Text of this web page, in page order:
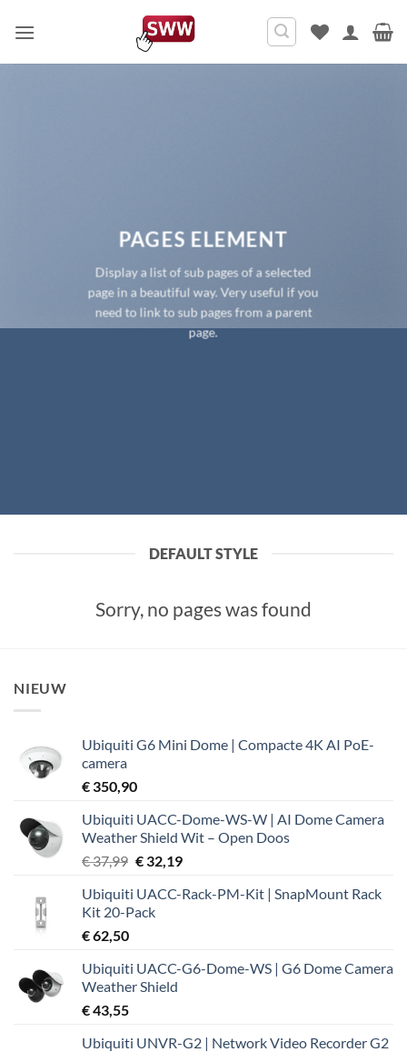
naar
PAGES ELEMENT
Display a list of sub pages of a selected
page in a beautiful way. Very useful if you
need to link to sub pages from a parent
page.
DEFAULT STYLE
Sorry, no pages was found
NIEUW
Ubiquiti G6 Mini Dome | Compacte 4K AI PoE-
camera
€ 350,90
Ubiquiti UACC-Dome-WS-W | AI Dome Camera
Weather Shield Wit – Open Doos
€37,99 Oorspronkelijke
was:
€ 37,99.
€32,19Huidige
is:
Ubiquiti UACC-Rack-PM-Kit | SnapMount Rack
Kit 20-Pack
€62,50
Ubiquiti UACC-G6-Dome-WS | G6 Dome Camera
Weather Shield
€43,55
Ubiquiti UNVR-G2 | Network Video Recorder G2